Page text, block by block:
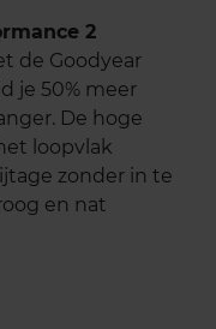
2
de Goodyear
je 50% meer
De hoge
loopvlak
zonder in te
en nat